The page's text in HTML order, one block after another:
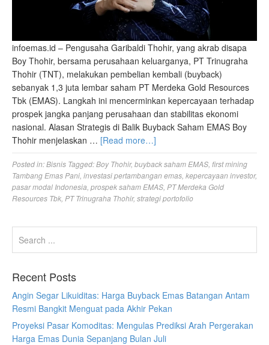
infoemas.id – Pengusaha Garibaldi Thohir, yang akrab disapa
Boy Thohir, bersama perusahaan keluarganya, PT Trinugraha
Thohir (TNT), melakukan pembelian kembali (buyback)
sebanyak 1,3 juta lembar saham PT Merdeka Gold Resources
Tbk (EMAS). Langkah ini mencerminkan kepercayaan terhadap
prospek jangka panjang perusahaan dan stabilitas ekonomi
nasional. Alasan Strategis di Balik Buyback Saham EMAS Boy
Thohir menjelaskan … [Read more…]
Posted in:Bisnis Tagged:Boy Thohir, buyback saham EMAS first mining
Tambang Emas Pani investasi pertambangan emas kepercayaan investor,
pasar modal Indonesia prospek saham EMAS PT Merdeka Gold
Resources Tbk PT Trinugraha Thohir, strategi portofolio
Recent Posts
Angin Segar Likuiditas: Harga Buyback Emas Batangan Antam
Resmi Bangkit Menguat pada Akhir Pekan
Proyeksi Pasar Komoditas: Mengulas Prediksi Arah Pergerakan
Harga Emas Dunia Sepanjang Bulan Juli